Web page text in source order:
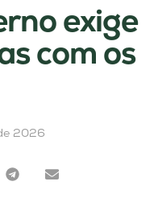
exige
com os
2026